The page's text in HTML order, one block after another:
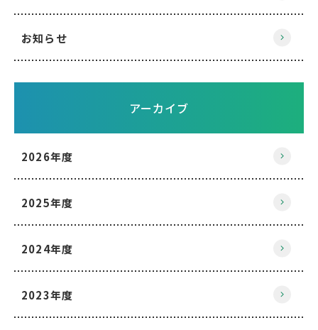
お知らせ
アーカイブ
2026年度
2025年度
2024年度
2023年度